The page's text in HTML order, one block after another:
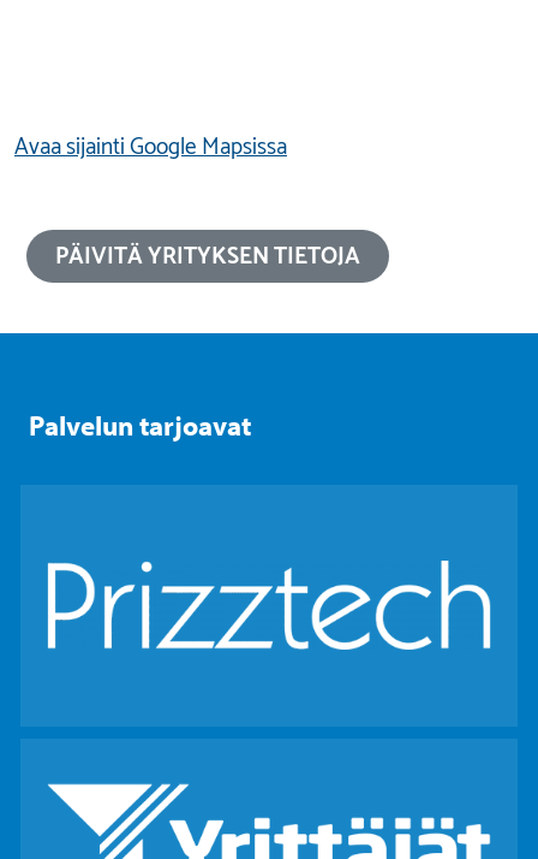
Avaa sijainti Google Mapsissa
PÄIVITÄ YRITYKSEN TIETOJA
Palvelun tarjoavat